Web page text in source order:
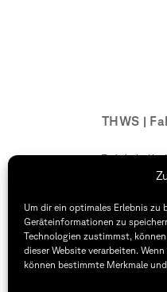
Um dir ein optimales Erlebnis zu
Geräteinformationen zu
Technologien zustimmst,
dieser Website verarbeiten.
können bestimmte Merkmale
THWS |
Technische
Würzburg-
97074 Würzburg
tel: +49 931 35
mail: